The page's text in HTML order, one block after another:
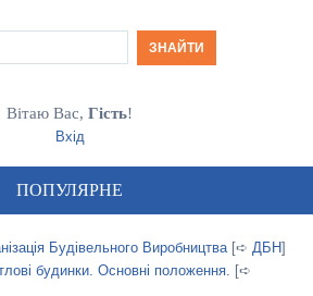
Вітаю Вас, Гість!
Вхід
ПОПУЛЯРНЕ
Будівельного Виробництва [➪ ДБН]
будинки. Основні положення. [➪